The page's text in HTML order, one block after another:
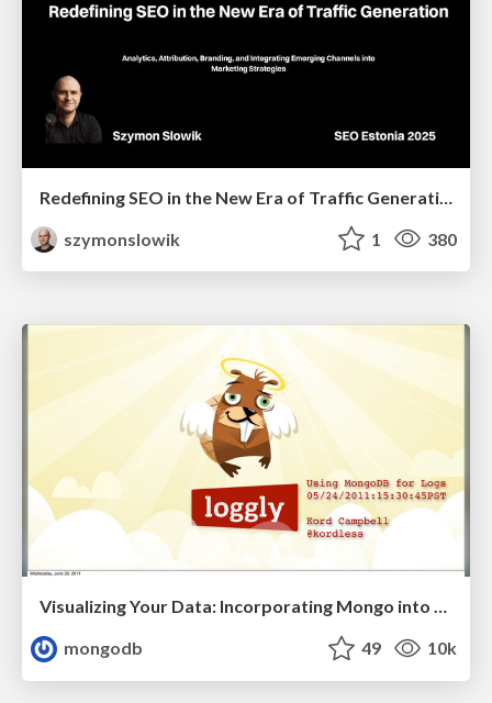
szymonslowik
1 380
Visualizing Your Data: Incorporating Mongo into Loggly Infrastructure
mongodb
49 10k